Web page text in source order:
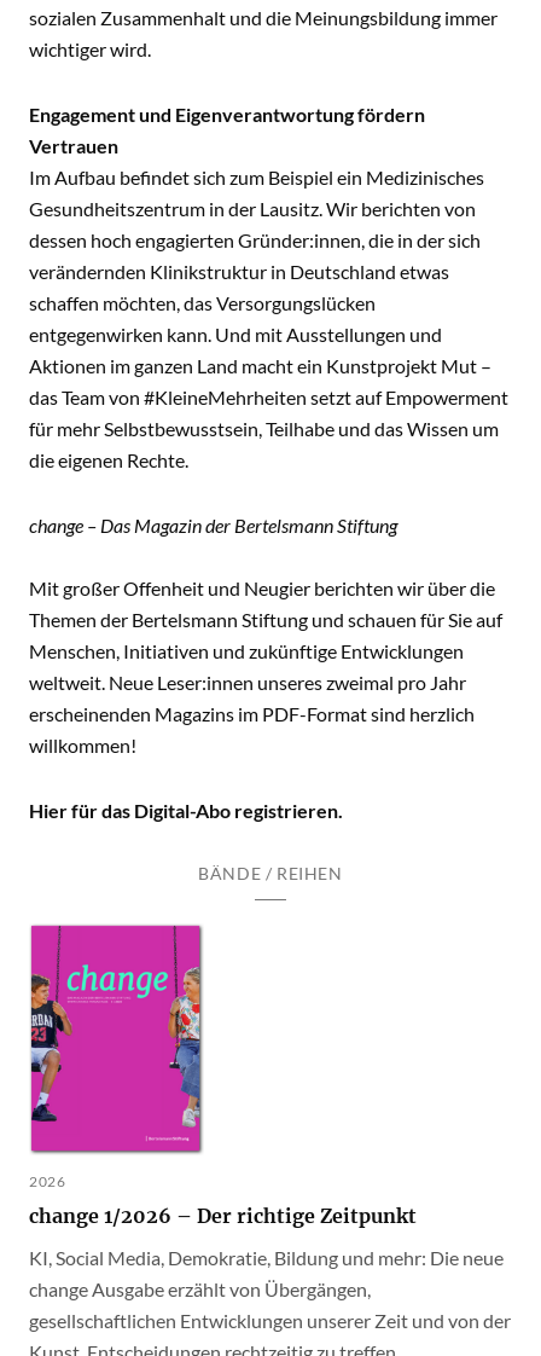
sozialen Zusammenhalt und die Meinungsbildung immer
wichtiger wird.
Engagement und Eigenverantwortung fördern
Vertrauen
Im Aufbau befindet sich zum Beispiel ein Medizinisches
Gesundheitszentrum in der Lausitz. Wir berichten von
dessen hoch engagierten Gründer:innen, die in der sich
verändernden Klinikstruktur in Deutschland etwas
schaffen möchten, das Versorgungslücken
entgegenwirken kann. Und mit Ausstellungen und
Aktionen im ganzen Land macht ein Kunstprojekt Mut –
das Team von #KleineMehrheiten setzt auf Empowerment
für mehr Selbstbewusstsein, Teilhabe und das Wissen um
die eigenen Rechte.
change – Das Magazin der Bertelsmann Stiftung
Mit großer Offenheit und Neugier berichten wir über die
Themen der Bertelsmann Stiftung und schauen für Sie auf
Menschen, Initiativen und zukünftige Entwicklungen
weltweit. Neue Leser:innen unseres zweimal pro Jahr
erscheinenden Magazins im PDF-Format sind herzlich
willkommen!
Hier für das Digital-Abo registrieren.
BÄNDE / REIHEN
2026
change 1/2026 – Der richtige Zeitpunkt
KI, Social Media, Demokratie, Bildung und mehr: Die neue
change Ausgabe erzählt von Übergängen,
gesellschaftlichen Entwicklungen unserer Zeit und von der